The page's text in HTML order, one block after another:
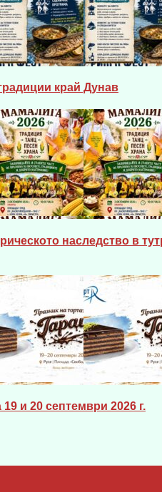
край Дунав
наследство в
и 20 септември 2026 г.